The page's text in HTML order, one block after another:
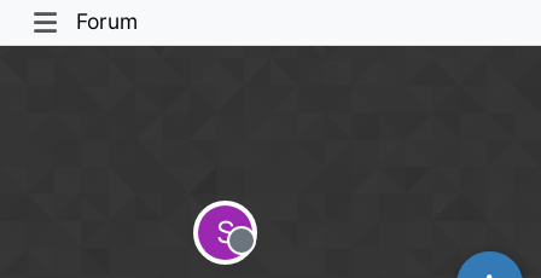
Forum
S
Offline